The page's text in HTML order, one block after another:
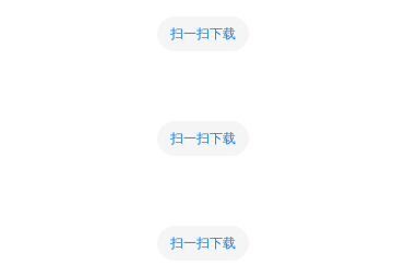
扫一扫下载
扫一扫下载
扫一扫下载